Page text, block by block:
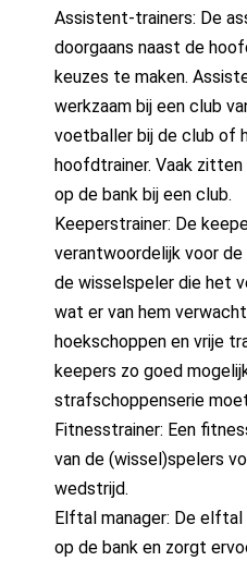
Assistent-trainers: De
doorgaans naast de
keuzes te maken.
werkzaam bij een club
voetballer bij de club of
hoofdtrainer. Vaak
op de bank bij een club.
Keeperstrainer: De
verantwoordelijk voor
de wisselspeler die het
wat er van hem
hoekschoppen en vrije
keepers zo goed
strafschoppenserie
Fitnesstrainer: Een
van de (wissel)spelers
wedstrijd.
Elftal manager: De
op de bank en zorgt